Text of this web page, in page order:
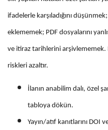
ifadelerle karşıladığını
eklememek; PDF dosyalarını
ve itiraz tarihlerini
riskleri azaltır.
İlanın anabilim dalı, özel
tabloya dökün.
Yayın/atıf kanıtlarını